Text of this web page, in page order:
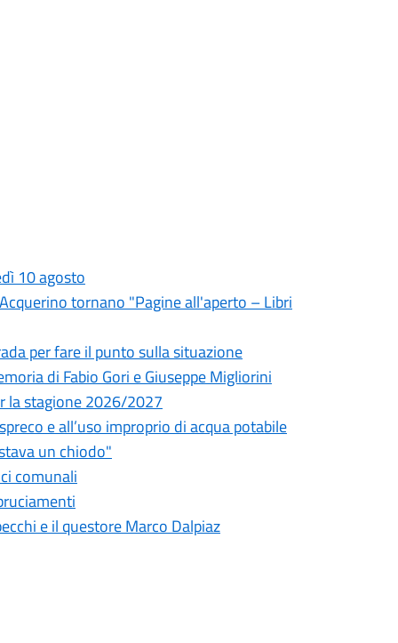
10 agosto
tornano "Pagine all'aperto – Libri
per fare il punto sulla situazione
di Fabio Gori e Giuseppe Migliorini
la stagione 2026/2027
e all’uso improprio di acqua potabile
un chiodo"
comunali
e il questore Marco Dalpiaz